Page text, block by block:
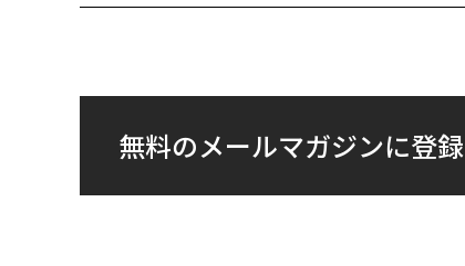
無料のメールマガジンに登録